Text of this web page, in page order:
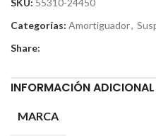
SKU: 55310-24450
Categorías: Amortiguador,
Share:
INFORMACIÓN ADICIONAL
MARCA